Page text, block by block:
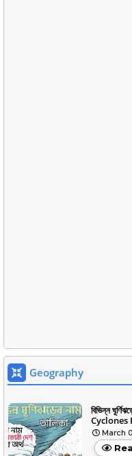
Geography
বিভিন্ন
Cyclones
March